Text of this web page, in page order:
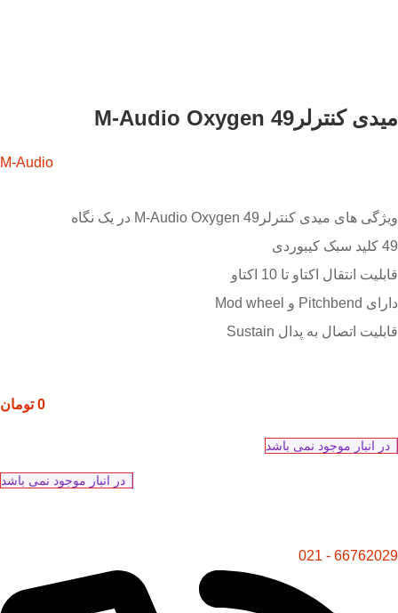
میدی کنترلرM-Audio Oxygen 49
M-Audio
ویژگی های میدی کنترلرM-Audio Oxygen 49 در یک نگاه
49 کلید سبک کیبوردی
قابلیت انتقال اکتاو تا 10 اکتاو
دارای Pitchbend و Mod wheel
قابلیت اتصال به پدال Sustain
0 تومان
در انبار موجود نمی باشد
در انبار موجود نمی باشد
66762029 - 021